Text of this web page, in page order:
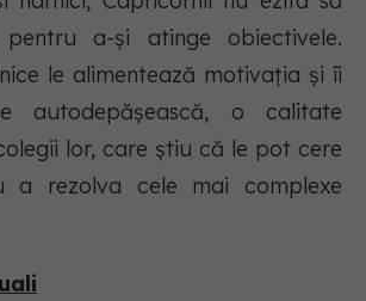
a-și atinge obiectivele.
le alimentează motivația și îi
autodepășească, o calitate
lor, care știu că le pot cere
a rezolva cele mai complexe